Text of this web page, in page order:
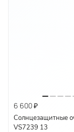
6 600 ₽
Солнцезащитные
VS7239 13